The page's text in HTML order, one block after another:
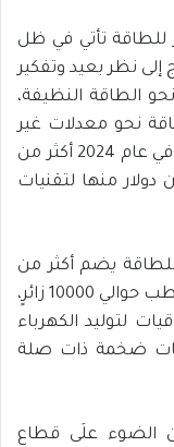
تأتي في ظل
إلى نظر بعيد وتفكير
الطاقة النظيفة،
نحو معدلات غير
مسبوقة؛ إذْ بلغ مقدار هذه الاستثمارات في عام 2024 أكثر من
مع تخصيص 2 تريليون دولار منها لتقنيات
يضم أكثر من
180 عارضًا من 25 دولةً، ويتوقع أنْ يستقطب حوالي 10000 زائرٍ،
لتوليد الكهرباء
ضخمة ذات صلة
الضوء علَى قطاع